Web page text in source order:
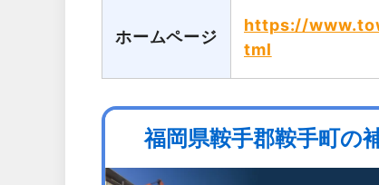
ホームページ
https://
tml
福岡県鞍手郡鞍手町の